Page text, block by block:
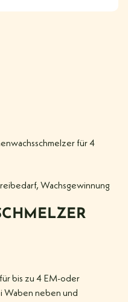
für 4
, Wachsgewinnung
bis zu 4 EM-oder
Waben neben und